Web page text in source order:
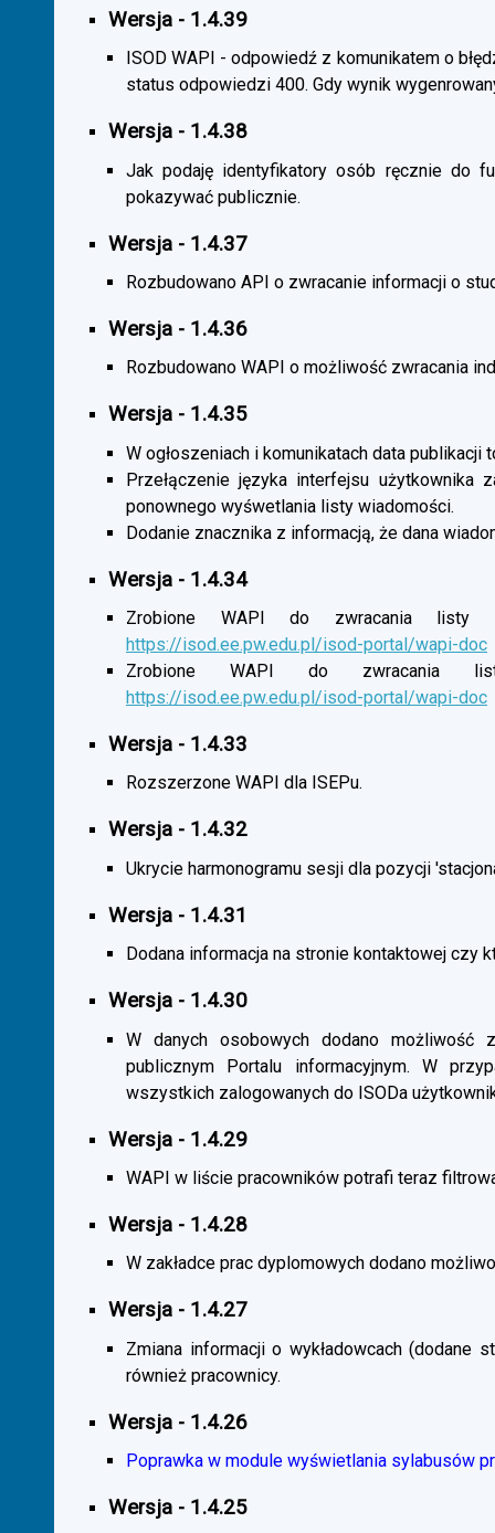
Wersja - 1.4.39
ISOD WAPI - odpowiedź z komunikatem o
status odpowiedzi 400. Gdy wynik
Wersja - 1.4.38
Jak podaję identyfikatory osób ręcznie do
pokazywać publicznie.
Wersja - 1.4.37
Rozbudowano API o zwracanie informacji o
Wersja - 1.4.36
Rozbudowano WAPI o możliwość zwracania
Wersja - 1.4.35
W ogłoszeniach i komunikatach data
Przełączenie języka interfejsu użytkownika
ponownego wyśwetlania listy wiadomości.
Dodanie znacznika z informacją, że dana
Wersja - 1.4.34
Zrobione WAPI do zwracania listy
https://isod.ee.pw.edu.pl/isod-portal/wapi-doc
Zrobione WAPI do zwracania listy
https://isod.ee.pw.edu.pl/isod-portal/wapi-doc
Wersja - 1.4.33
Rozszerzone WAPI dla ISEPu.
Wersja - 1.4.32
Ukrycie harmonogramu sesji dla pozycji
Wersja - 1.4.31
Dodana informacja na stronie kontaktowej czy
Wersja - 1.4.30
W danych osobowych dodano możliwość
publicznym Portalu informacyjnym. W
wszystkich zalogowanych do ISODa
Wersja - 1.4.29
WAPI w liście pracowników potrafi teraz
Wersja - 1.4.28
W zakładce prac dyplomowych dodano
Wersja - 1.4.27
Zmiana informacji o wykładowcach (dodane
również pracownicy.
Wersja - 1.4.26
Poprawka w module wyświetlania sylabusów
Wersja - 1.4.25